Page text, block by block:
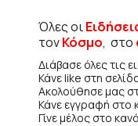
Όλες οι
τονΚόσμο, στο
Διάβασε όλες τις
Κάνε like στη
Ακολούθησε μας
Κάνε εγγραφή στο
Γίνε μέλος στο